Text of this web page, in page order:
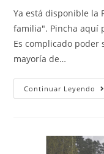
Ya está disponible la
familia". Pincha aquí
Es complicado poder
mayoría de…
Continuar Leyendo